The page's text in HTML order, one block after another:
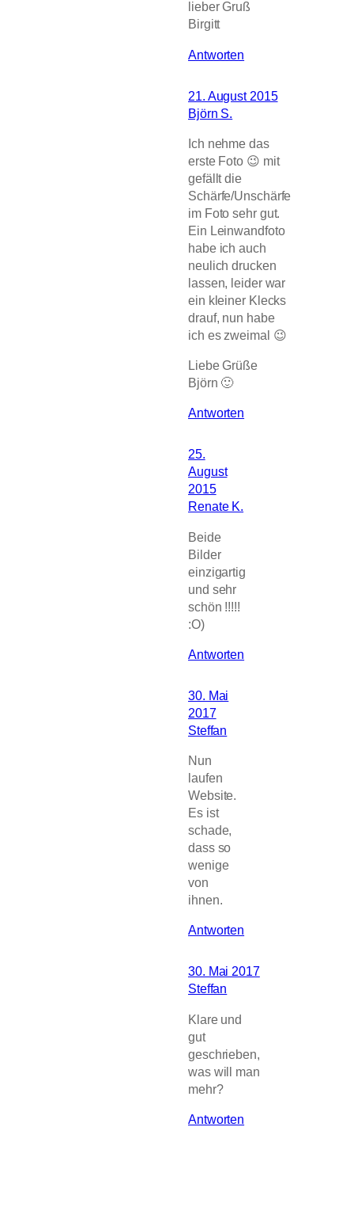
lieber Gruß
Birgitt
Antworten
21. August 2015
Björn S.
Ich nehme das
erste Foto 😉 mit
gefällt die
Schärfe/Unschärfe
im Foto sehr gut.
Ein Leinwandfoto
habe ich auch
neulich drucken
lassen, leider war
ein kleiner Klecks
drauf, nun habe
ich es zweimal 😉
Liebe Grüße
Björn 🙂
Antworten
25.
August
2015
Renate K.
Beide
Bilder
einzigartig
und sehr
schön !!!!!
:O)
Antworten
30. Mai
2017
Steffan
Nun
laufen
Website.
Es ist
schade,
dass so
wenige
von
ihnen.
Antworten
30. Mai 2017
Steffan
Klare und
gut
geschrieben,
was will man
mehr?
Antworten